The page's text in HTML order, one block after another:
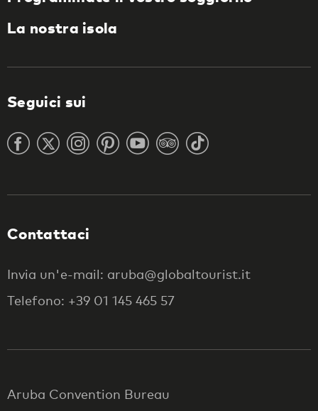
La nostra isola
Seguici sui
Contattaci
Invia un'e-mail: aruba@globaltourist.it
Telefono: +39 01 145 465 57
Aruba Convention Bureau